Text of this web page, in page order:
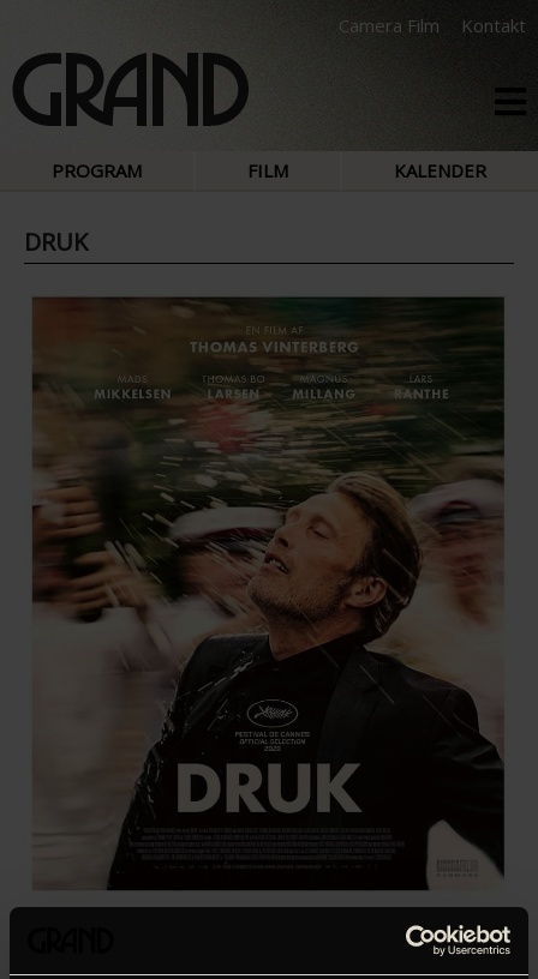
Camera Film Kontakt
PROGRAM FILM KALENDER
DRUK
‘Mads Mikkelsen leverer karrierens mest bevægende
Claus Christensen, Ekko (6